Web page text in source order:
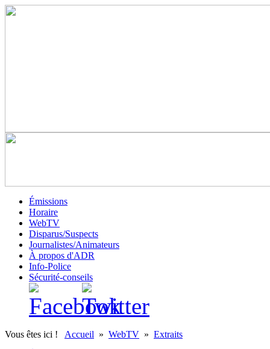
Émissions
Horaire
WebTV
Disparus/Suspects
Journalistes/Animateurs
À propos d'ADR
Info-Police
Sécurité-conseils
Vous êtes ici ! Accueil » WebTV » Extraits